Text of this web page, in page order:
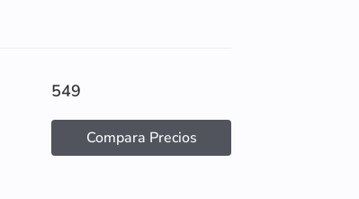
549
Compara Precios